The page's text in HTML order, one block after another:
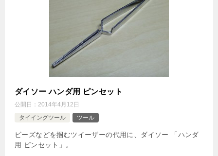
ダイソー ハンダ用 ピンセット
公開日： 2014年4月12日
タイイングツール
ツール
ビーズなどを掴むツイーザーの代用に、ダイソー 「ハンダ
用 ピンセット」。